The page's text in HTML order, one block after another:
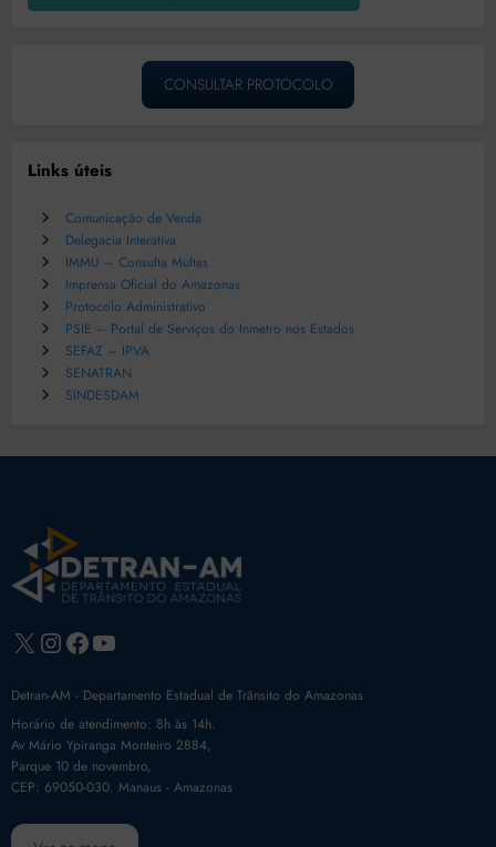
CONSULTAR PROTOCOLO
Links úteis
Comunicação de Venda
Delegacia Interativa
IMMU – Consulta Multas
Imprensa Oficial do Amazonas
Protocolo Administrativo
PSIE – Portal de Serviços do Inmetro nos Estados
SEFAZ – IPVA
SENATRAN
SINDESDAM
X Instagram
Facebook
Youtube
Detran-AM - Departamento Estadual de Trânsito do Amazonas
Horário de atendimento: 8h às 14h.
Av Mário Ypiranga Monteiro 2884,
Parque 10 de novembro,
CEP: 69050-030. Manaus - Amazonas